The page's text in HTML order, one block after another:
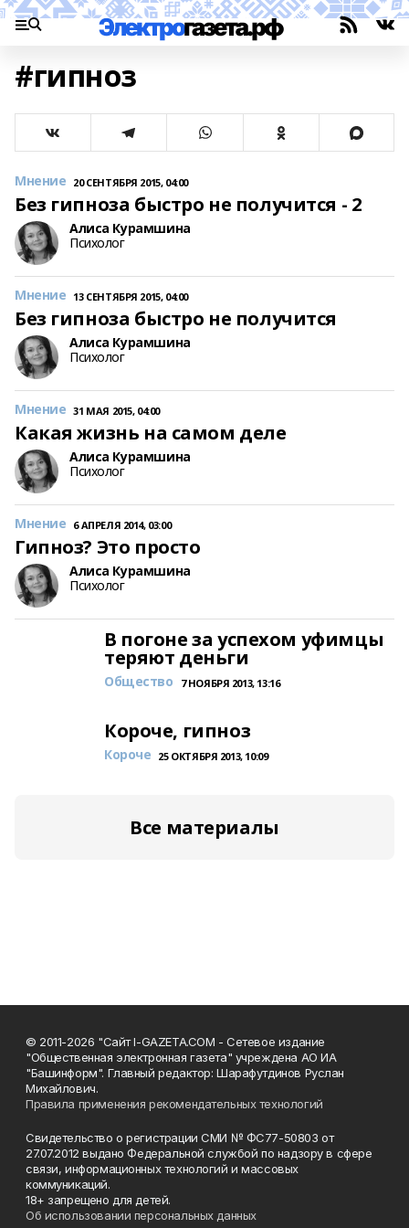
#гипноз
Без гипноза быстро не получится - 2
Мнение 20 СЕНТЯБРЯ 2015, 04:00
Алиса Курамшина
Психолог
Без гипноза быстро не получится
Мнение 13 СЕНТЯБРЯ 2015, 04:00
Алиса Курамшина
Психолог
Какая жизнь на самом деле
Мнение 31 МАЯ 2015, 04:00
Алиса Курамшина
Психолог
Гипноз? Это просто
Мнение 6 АПРЕЛЯ 2014, 03:00
Алиса Курамшина
Психолог
В погоне за успехом уфимцы
теряют деньги
Общество 7 НОЯБРЯ 2013, 13:16
Короче, гипноз
Короче 25 ОКТЯБРЯ 2013, 10:09
Все материалы
© 2011-2026 "Сайт I-GAZETA.COM - Сетевое издание
"Общественная электронная газета" учреждена АО ИА
"Башинформ". Главный редактор: Шарафутдинов Руслан
Михайлович.
Правила применения рекомендательных технологий
Свидетельство о регистрации СМИ № ФС77-50803 от
27.07.2012 выдано Федеральной службой по надзору в сфере
связи, информационных технологий и массовых
коммуникаций.
18+ запрещено для детей.
Об использовании персональных данных